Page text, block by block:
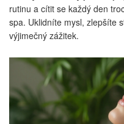
rutinu a cítit se každý den
spa. Uklidníte mysl, zlepšíte
výjimečný zážitek.